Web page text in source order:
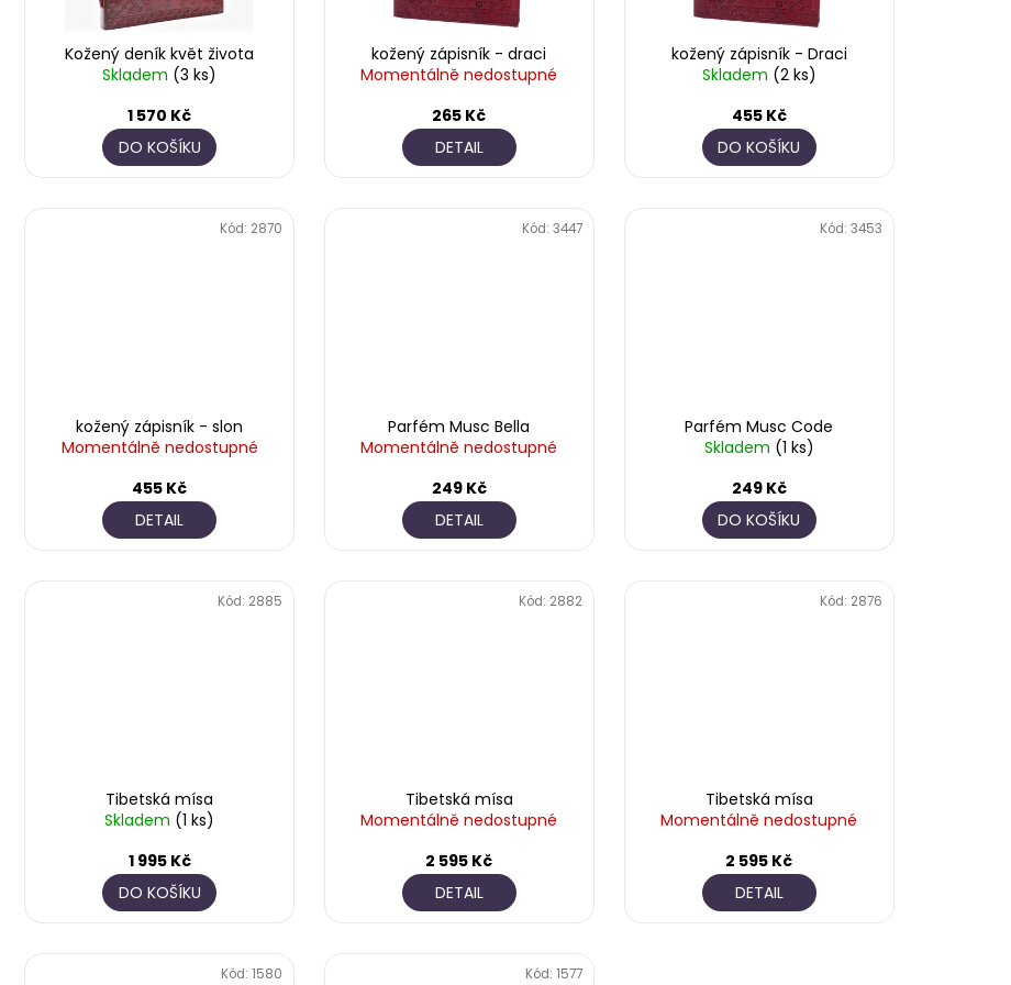
Kožený deník květ života
Skladem (3 ks)
1 570 Kč
DO KOŠÍKU
kožený zápisník - draci
Momentálně nedostupné
265 Kč
DETAIL
kožený zápisník - Draci
Skladem (2 ks)
455 Kč
DO KOŠÍKU
kožený zápisník - slon
Momentálně nedostupné
455 Kč
DETAIL
Kód: 2870
Parfém Musc Bella
Momentálně nedostupné
249 Kč
DETAIL
Kód: 3447
Parfém Musc Code
Skladem (1 ks)
249 Kč
DO KOŠÍKU
Kód: 3453
Tibetská mísa
Skladem (1 ks)
1 995 Kč
DO KOŠÍKU
Kód: 2885
Tibetská mísa
Momentálně nedostupné
2 595 Kč
DETAIL
Kód: 2882
Tibetská mísa
Momentálně nedostupné
2 595 Kč
DETAIL
Kód: 2876
Kód:1580 Kód: 1577